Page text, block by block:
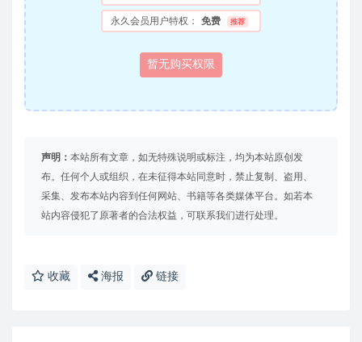
永久会员用户特权： 免费 推荐
暂无购买权限
声明： 本站所有文章，如无特殊说明或标注，均为本站原创发
布。任何个人或组织，在未征得本站同意时，禁止复制、盗用、
采集、发布本站内容到任何网站、书籍等各类媒体平台。如若本
站内容侵犯了原著者的合法权益，可联系我们进行处理。
收藏 海报 链接